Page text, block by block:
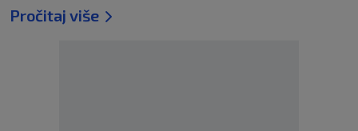
Pročitaj više